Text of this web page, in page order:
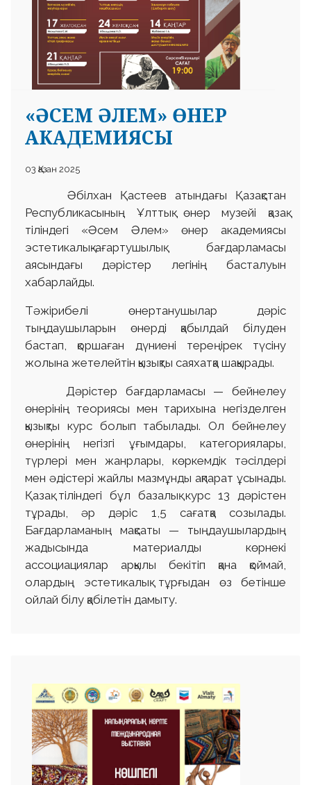
«ӘСЕМ ӘЛЕМ» ӨНЕР
АКАДЕМИЯСЫ
03 Қазан 2025
Әбілхан Қастеев атындағы Қазақстан
Республикасының Ұлттық өнер музейі қазақ
тіліндегі «Әсем Әлем» өнер академиясы
эстетикалық-ағартушылық бағдарламасы
аясындағы дәрістер легінің басталуын
хабарлайды.
Тәжірибелі өнертанушылар дәріс
тыңдаушыларын өнерді қабылдай білуден
бастап, қоршаған дүниені тереңірек түсіну
жолына жетелейтін қызықты саяхатқа шақырады.
Дәрістер бағдарламасы — бейнелеу
өнерінің теориясы мен тарихына негізделген
қызықты курс болып табылады. Ол бейнелеу
өнерінің негізгі ұғымдары, категориялары,
түрлері мен жанрлары, көркемдік тәсілдері
мен әдістері жайлы мазмұнды ақпарат ұсынады.
Қазақ тіліндегі бұл базалық курс 13 дәрістен
тұрады, әр дәріс 1,5 сағатқа созылады.
Бағдарламаның мақсаты — тыңдаушылардың
жадысында материалды көрнекі
ассоциациялар арқылы бекітіп қана қоймай,
олардың эстетикалық тұрғыдан өз бетінше
ойлай білу қабілетін дамыту.